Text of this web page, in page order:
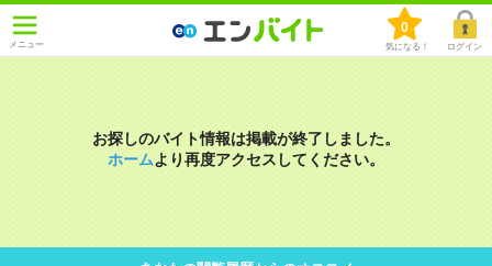
メニュー
0
気になる！ ログイン
お探しのバイト情報は掲載が終了しました。
ホームより再度アクセスしてください。